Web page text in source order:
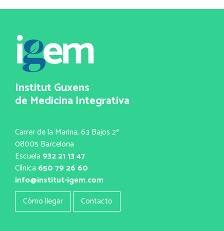
Institut Guxens
de Medicina Integrativa
Carrer de la Marina, 63 Bajos 2ª
08005 Barcelona
Escuela 932 21 13 47
Clínica 650 79 26 60
info@institut-igem.com
Cómo llegar
Contacto